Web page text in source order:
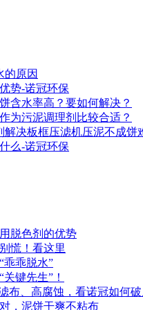
的原因
势-诺冠环保
含水率高？要如何解决？
为污泥调理剂比较合适？
决板框压滤机压泥不成饼
么-诺冠环保
脱色剂的优势
慌！看这里
乖乖脱水”
键先生”！
布、高腐蚀，看诺冠如何破
，泥饼干爽不粘布